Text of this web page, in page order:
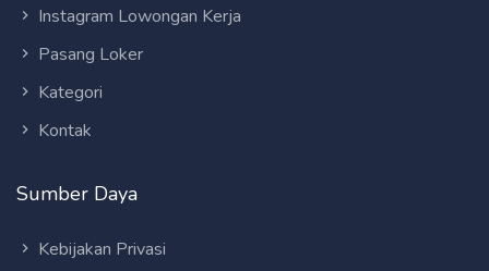
Instagram Lowongan Kerja
Pasang Loker
Kategori
Kontak
Sumber Daya
Kebijakan Privasi